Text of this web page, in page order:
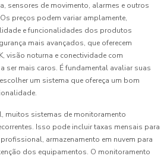
sensores de movimento, alarmes e outros
preços podem variar amplamente,
e funcionalidades dos produtos
mais avançados, que oferecem
visão noturna e conectividade com
ser mais caros. É fundamental avaliar suas
um sistema que ofereça um bom
muitos sistemas de monitoramento
Isso pode incluir taxas mensais para
armazenamento em nuvem para
dos equipamentos. O monitoramento